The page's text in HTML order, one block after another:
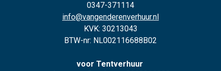
0347-371114
info@vangenderenverhuur.nl
KVK: 30213043
BTW-nr: NL002116688B02
voor Tentverhuur